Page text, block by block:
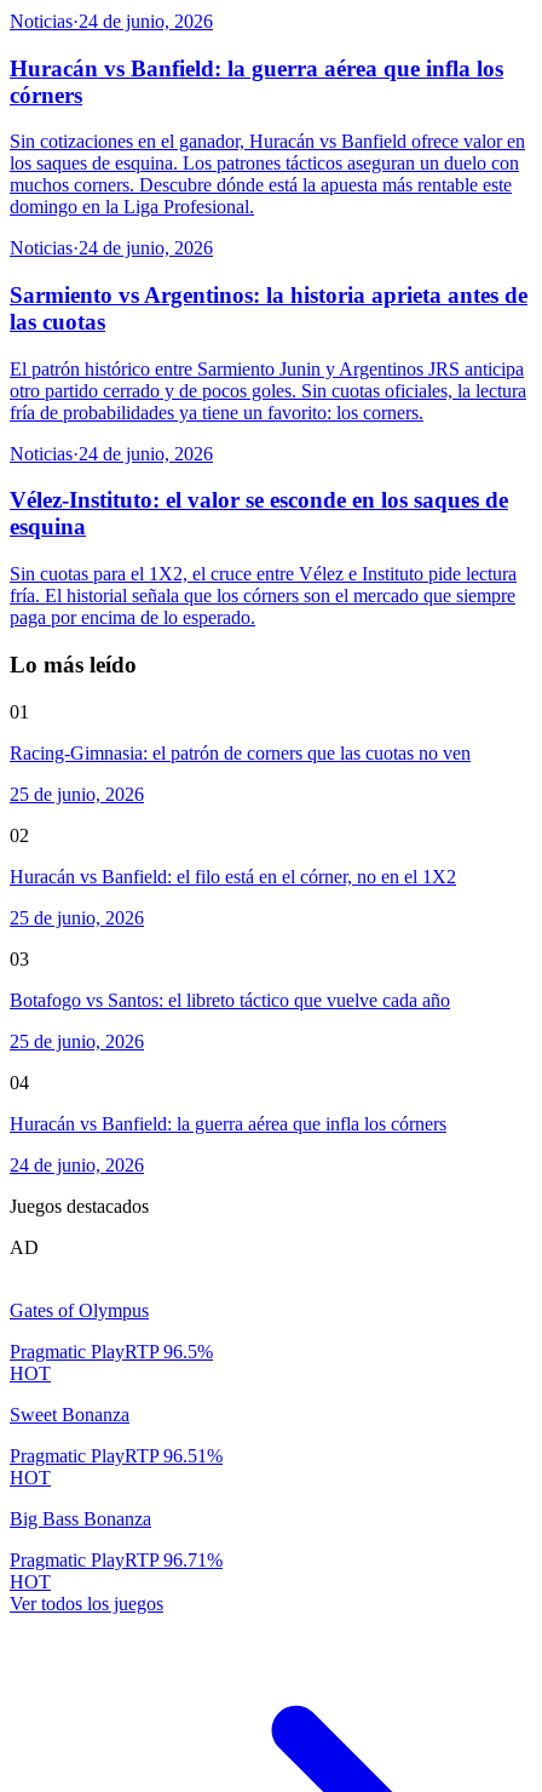
Noticias·24 de junio, 2026
Huracán vs Banfield: la guerra aérea que infla los
córners
Sin cotizaciones en el ganador, Huracán vs Banfield ofrece valor en
los saques de esquina. Los patrones tácticos aseguran un duelo con
muchos corners. Descubre dónde está la apuesta más rentable este
domingo en la Liga Profesional.
Noticias·24 de junio, 2026
Sarmiento vs Argentinos: la historia aprieta antes de
las cuotas
El patrón histórico entre Sarmiento Junin y Argentinos JRS anticipa
otro partido cerrado y de pocos goles. Sin cuotas oficiales, la lectura
fría de probabilidades ya tiene un favorito: los corners.
Noticias·24 de junio, 2026
Vélez-Instituto: el valor se esconde en los saques de
esquina
Sin cuotas para el 1X2, el cruce entre Vélez e Instituto pide lectura
fría. El historial señala que los córners son el mercado que siempre
paga por encima de lo esperado.
Lo más leído
01
Racing-Gimnasia: el patrón de corners que las cuotas no ven
25 de junio, 2026
02
Huracán vs Banfield: el filo está en el córner, no en el 1X2
25 de junio, 2026
03
Botafogo vs Santos: el libreto táctico que vuelve cada año
25 de junio, 2026
04
Huracán vs Banfield: la guerra aérea que infla los córners
24 de junio, 2026
Juegos destacados
AD
Gates of Olympus
Pragmatic PlayRTP96.5%
HOT
Sweet Bonanza
Pragmatic PlayRTP96.51%
HOT
Big Bass Bonanza
Pragmatic PlayRTP96.71%
HOT
Ver todos los juegos